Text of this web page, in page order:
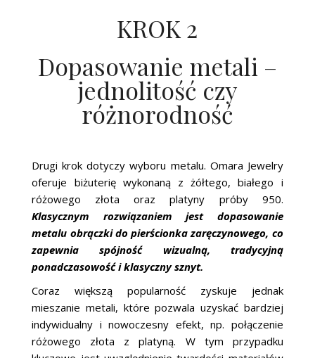
KROK 2
Dopasowanie metali –
jednolitość czy
różnorodność
Drugi krok dotyczy wyboru metalu. Omara Jewelry
oferuje biżuterię wykonaną z żółtego, białego i
różowego złota oraz platyny próby 950.
Klasycznym rozwiązaniem jest dopasowanie
metalu obrączki do pierścionka zaręczynowego, co
zapewnia spójność wizualną, tradycyjną
ponadczasowość i klasyczny sznyt.
Coraz większą popularność zyskuje jednak
mieszanie metali, które pozwala uzyskać bardziej
indywidualny i nowoczesny efekt, np. połączenie
różowego złota z platyną. W tym przypadku